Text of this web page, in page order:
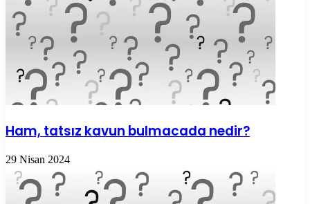
Ham, tatsız kavun bulmacada nedir?
29 Nisan 2024